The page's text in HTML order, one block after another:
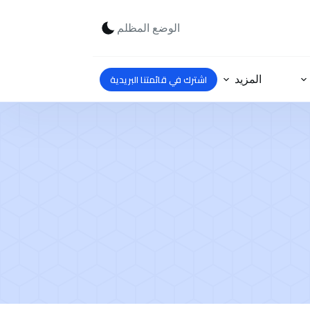
الوضع المظلم
المزيد اشترك في قائمتنا البريدية